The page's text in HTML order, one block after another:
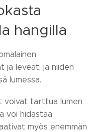
hangilla
ja leveät, ja niiden
lumessa.
voivat tarttua lumen
voi hidastaa
myös enemmän